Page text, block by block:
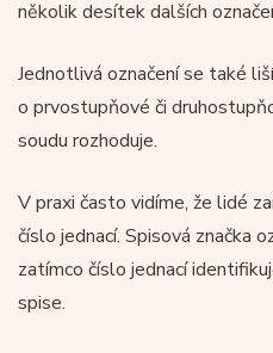
několik desítek dalších
Jednotlivá označení se také
o prvostupňové či
soudu rozhoduje.
V praxi často vidíme, že lidé
číslo jednací. Spisová značka
zatímco číslo jednací
spise.